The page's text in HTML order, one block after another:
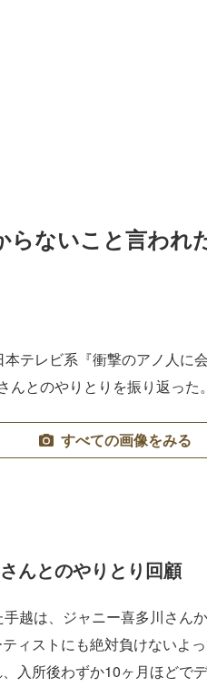
らないこと言われ
テレビ系『衝撃のアノ人に
とのやりとりを振り返った。
すべての画像をみる
んとのやりとり回顧
越は、ジャニー喜多川さんか
ィストにも絶対負けないよ
入所後わずか10ヶ月ほどで